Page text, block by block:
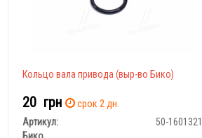
Кольцо вала привода (выр-во Бико)
20 грн
срок 2 дн.
Артикул:
50-1601321
Бико